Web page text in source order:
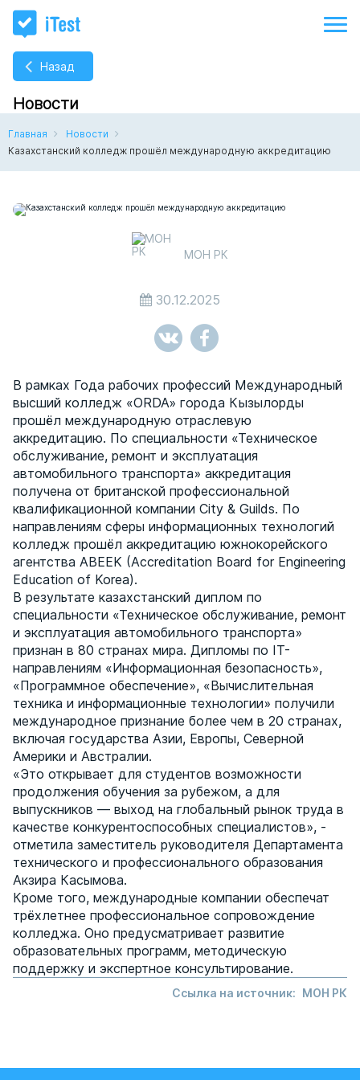
Назад
Новости
Главная
Новости
Казахстанский колледж прошёл международную аккредитацию
МОН РК
30.12.2025
В рамках Года рабочих профессий Международный
высший колледж «ORDA» города Кызылорды
прошёл международную отраслевую
аккредитацию. По специальности «Техническое
обслуживание, ремонт и эксплуатация
автомобильного транспорта» аккредитация
получена от британской профессиональной
квалификационной компании City & Guilds. По
направлениям сферы информационных технологий
колледж прошёл аккредитацию южнокорейского
агентства ABEEK (Accreditation Board for Engineering
Education of Korea).
В результате казахстанский диплом по
специальности «Техническое обслуживание, ремонт
и эксплуатация автомобильного транспорта»
признан в 80 странах мира. Дипломы по IТ-
направлениям «Информационная безопасность»,
«Программное обеспечение», «Вычислительная
техника и информационные технологии» получили
международное признание более чем в 20 странах,
включая государства Азии, Европы, Северной
Америки и Австралии.
«Это открывает для студентов возможности
продолжения обучения за рубежом, а для
выпускников — выход на глобальный рынок труда в
качестве конкурентоспособных специалистов», -
отметила заместитель руководителя Департамента
технического и профессионального образования
Акзира Касымова.
Кроме того, международные компании обеспечат
трёхлетнее профессиональное сопровождение
колледжа. Оно предусматривает развитие
образовательных программ, методическую
поддержку и экспертное консультирование.
Ссылка на источник: МОН РК